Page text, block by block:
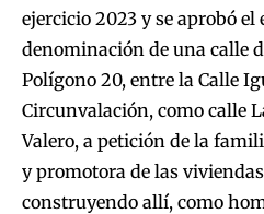
ejercicio 2023 y se aprobó el
denominación de una calle
Polígono 20, entre la Calle
Circunvalación, como calle
Valero, a petición de la
y promotora de las viviendas
construyendo allí, como